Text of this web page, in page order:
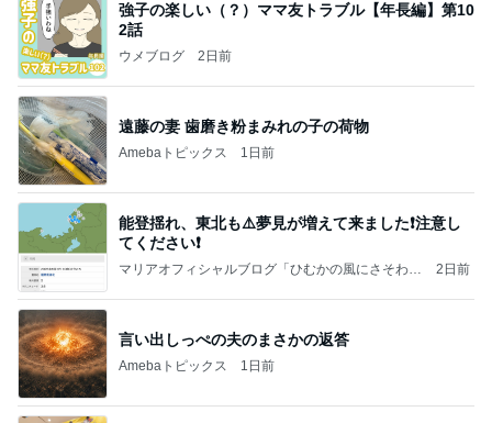
強子の楽しい（？）ママ友トラブル【年長編】第10
2話
ウメブログ 2日前
遠藤の妻 歯磨き粉まみれの子の荷物
Amebaトピックス 1日前
能登揺れ、東北も⚠️夢見が増えて来ました❗️注意し
てください❗️
マリアオフィシャルブログ「ひむかの風にさそわれ
2日前
言い出しっぺの夫のまさかの返答
Amebaトピックス 1日前